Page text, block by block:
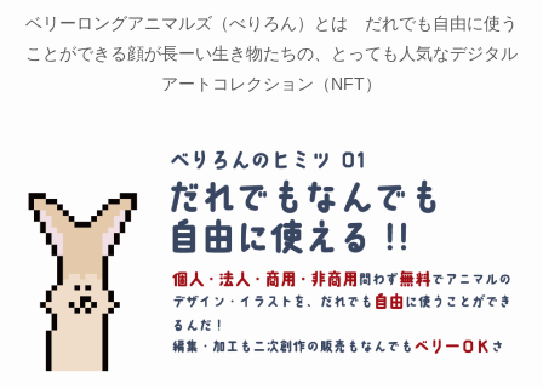
ベリーロングアニマルズ（べりろん）とは だれでも自由に使う
ことができる顔が長ーい生き物たちの、とっても人気なデジタル
アートコレクション（NFT）